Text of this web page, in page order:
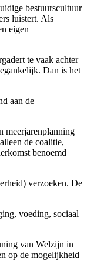
bestuurscultuur
luistert. Als
eigen
te vaak achter
Dan is het
aan de
meerjarenplanning
de coalitie,
benoemd
verzoeken. De
voeding, sociaal
van Welzijn in
op de mogelijkheid